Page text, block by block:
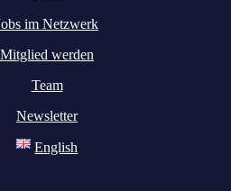
im Netzwerk
Mitglied werden
Team
Newsletter
English